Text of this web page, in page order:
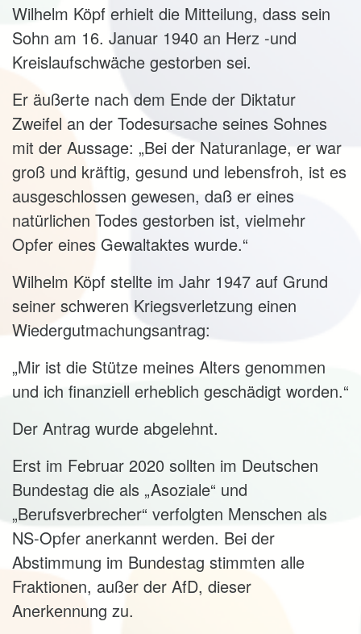
Wilhelm Köpf erhielt die Mitteilung, dass sein
Sohn am 16. Januar 1940 an Herz -und
Kreislaufschwäche gestorben sei.
Er äußerte nach dem Ende der Diktatur
Zweifel an der Todesursache seines Sohnes
mit der Aussage: „Bei der Naturanlage, er war
groß und kräftig, gesund und lebensfroh, ist es
ausgeschlossen gewesen, daß er eines
natürlichen Todes gestorben ist, vielmehr
Opfer eines Gewaltaktes wurde.“
Wilhelm Köpf stellte im Jahr 1947 auf Grund
seiner schweren Kriegsverletzung einen
Wiedergutmachungsantrag:
„Mir ist die Stütze meines Alters genommen
und ich finanziell erheblich geschädigt worden.“
Der Antrag wurde abgelehnt.
Erst im Februar 2020 sollten im Deutschen
Bundestag die als „Asoziale“ und
„Berufsverbrecher“ verfolgten Menschen als
NS-Opfer anerkannt werden. Bei der
Abstimmung im Bundestag stimmten alle
Fraktionen, außer der AfD, dieser
Anerkennung zu.